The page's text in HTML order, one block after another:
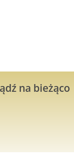
na bieżąco